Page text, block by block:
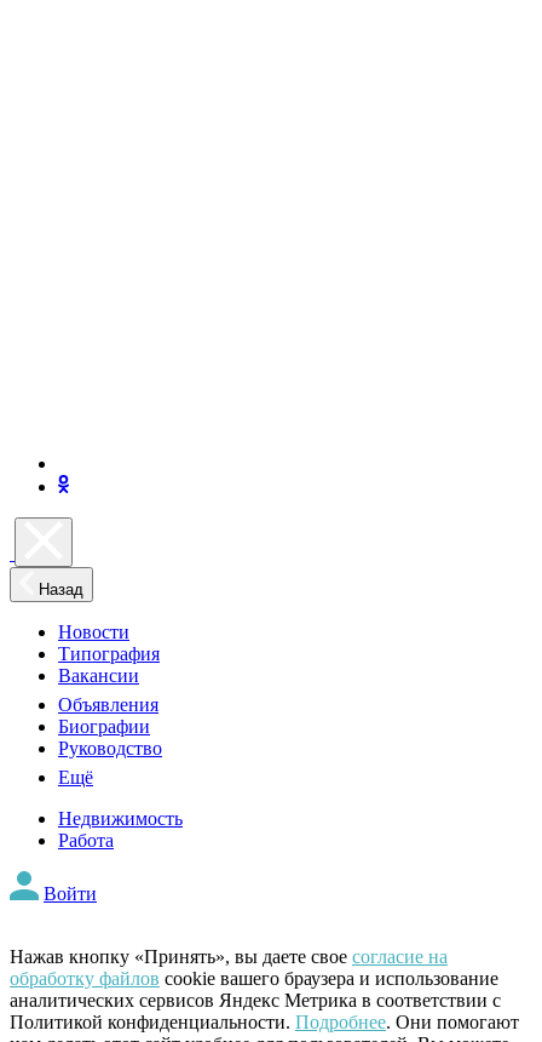
Назад
Новости
Типография
Вакансии
Объявления
Биографии
Руководство
Ещё
Недвижимость
Работа
Войти
Нажав кнопку «Принять», вы даете свое согласие на
обработку файлов cookie вашего браузера и использование
аналитических сервисов Яндекс Метрика в соответствии с
Политикой конфиденциальности. Подробнее. Они помогают